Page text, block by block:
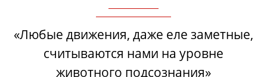
неважно, каковы его физические
возможности: за время репетиций
мы вместе подготовим тело к тем или
иным задачам.